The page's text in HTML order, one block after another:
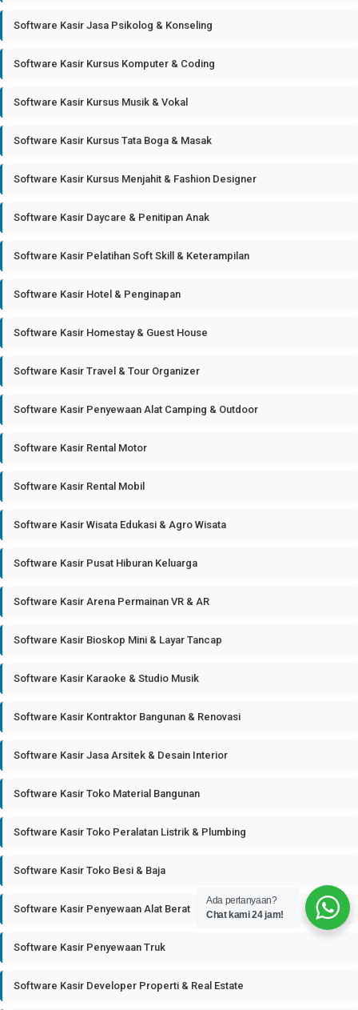
Software Kasir Jasa Psikolog & Konseling
Software Kasir Kursus Komputer & Coding
Software Kasir Kursus Musik & Vokal
Software Kasir Kursus Tata Boga & Masak
Software Kasir Kursus Menjahit & Fashion Designer
Software Kasir Daycare & Penitipan Anak
Software Kasir Pelatihan Soft Skill & Keterampilan
Software Kasir Hotel & Penginapan
Software Kasir Homestay & Guest House
Software Kasir Travel & Tour Organizer
Software Kasir Penyewaan Alat Camping & Outdoor
Software Kasir Rental Motor
Software Kasir Rental Mobil
Software Kasir Wisata Edukasi & Agro Wisata
Software Kasir Pusat Hiburan Keluarga
Software Kasir Arena Permainan VR & AR
Software Kasir Bioskop Mini & Layar Tancap
Software Kasir Karaoke & Studio Musik
Software Kasir Kontraktor Bangunan & Renovasi
Software Kasir Jasa Arsitek & Desain Interior
Software Kasir Toko Material Bangunan
Software Kasir Toko Peralatan Listrik & Plumbing
Software Kasir Toko Besi & Baja
Software Kasir Penyewaan Alat Berat
Software Kasir Penyewaan Truk
Software Kasir Developer Properti & Real Estate
Ada pertanyaan?
Chat kami 24 jam!